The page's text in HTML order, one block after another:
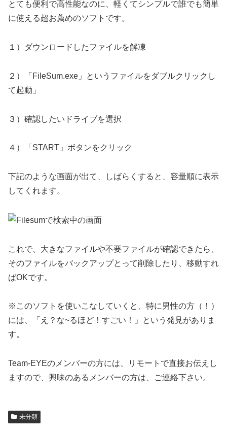
とても便利で高性能なのに、軽くてシンプルで誰でも簡単
に使える超お薦めのソフトです。
１）ダウンロードしたファイルを解凍
２）「FileSum.exe」というファイルをダブルクリックし
て起動」
３）確認したいドライブを選択
４）「START」ボタンをクリック
下記のような画面が出て、しばらくすると、容量順に表示
してくれます。
これで、大きなファイルや不要ファイルが確認できたら、
そのファイルをバックアップとって削除したり、移動すれ
ばOKです。
※このソフトを使いこなしていくと、特に男性の方（！）
には、「え？な~るほど！すごい！」という発見がありま
す。
Team-EYEのメンバーの方には、リモートで直接お伝えし
ますので、興味のあるメンバーの方は、ご連絡下さい。
未分類